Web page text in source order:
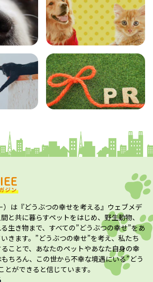
クイズ
は『どうぶつの幸せを考える』ウェブメデ
と共に暮らすペットをはじめ、野生動物、
生き物まで、すべての”どうぶつの幸せ”をあ
きます。”どうぶつの幸せ”を考え、私たち
ことで、あなたのペットやあなた自身の幸
ちろん、この世から不幸な境遇にいる”どう
ができると信じています。